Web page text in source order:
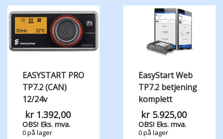
EASYSTART PRO
TP7.2 (CAN)
12/24v
kr1.392,00
OBS! Eks. mva.
0 på lager
EasyStart Web
TP7.2 betjening
komplett
kr5.925,00
OBS! Eks. mva.
0 på lager